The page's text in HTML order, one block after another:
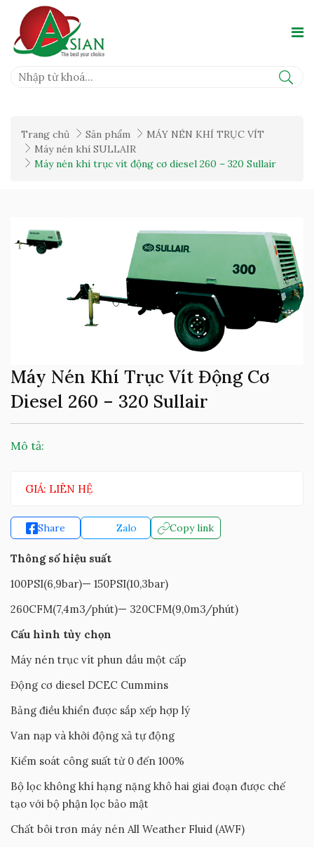
Trang chủ Sản phẩm
MÁY NÉN KHÍ TRỤC VÍT
Máy nén khí SULLAIR
Máy nén khí trục vít động cơ diesel 260 – 320 Sullair
Máy Nén Khí Trục Vít Động Cơ
Diesel 260 – 320 Sullair
Mô tả:
GIÁ: LIÊN HỆ
Share Zalo Copy link
Thông số hiệu suất
100PSI(6,9bar)— 150PSI(10,3bar)
260CFM(7,4m3/phút)— 320CFM(9,0m3/phút)
Cấu hình tùy chọn
Máy nén trục vít phun dầu một cấp
Động cơ diesel DCEC Cummins
Bảng điều khiển được sắp xếp hợp lý
Van nạp và khởi động xả tự động
Kiểm soát công suất từ ​​0 đến 100%
Bộ lọc không khí hạng nặng khô hai giai đoạn được chế
tạo với bộ phận lọc bảo mật
Chất bôi trơn máy nén All Weather Fluid (AWF)